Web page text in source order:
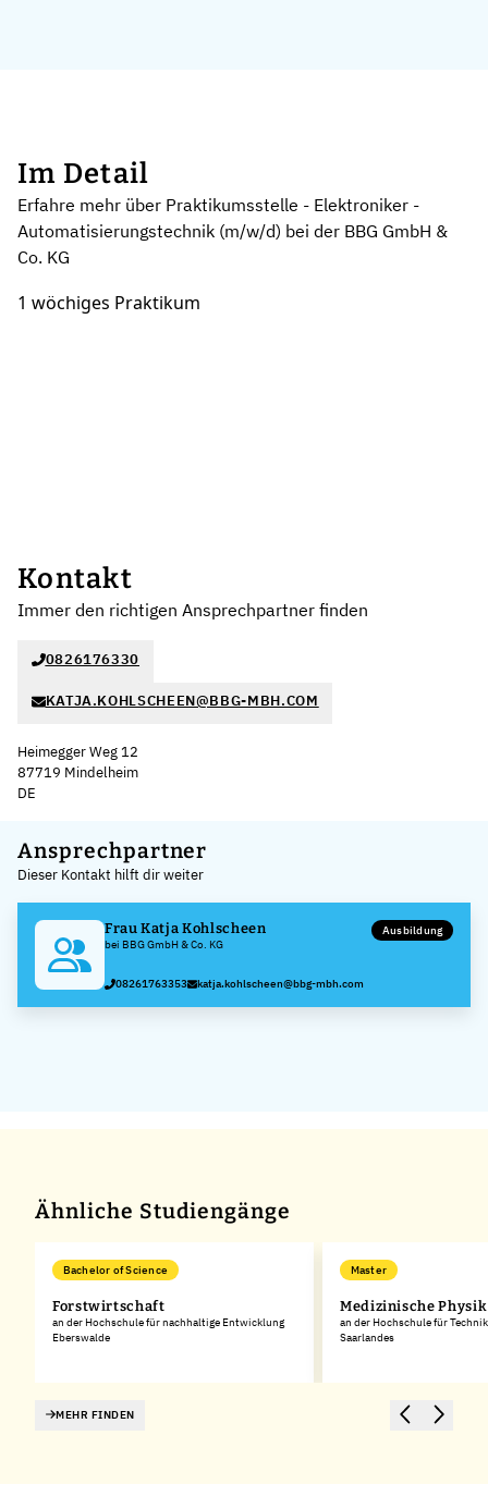
Im Detail
Erfahre mehr über Praktikumsstelle - Elektroniker -
Automatisierungstechnik (m/w/d) bei der BBG GmbH &
Co. KG
1 wöchiges Praktikum
Kontakt
Immer den richtigen Ansprechpartner finden
0826176330
KATJA.KOHLSCHEEN@BBG-MBH.COM
Heimegger Weg 12
87719 Mindelheim
DE
+
−
Ansprechpartner
Dieser Kontakt hilft dir weiter
Frau Katja Kohlscheen
bei BBG GmbH & Co. KG
Ausbildung
08261763353 katja.kohlscheen@bbg-mbh.com
Ähnliche Studiengänge
Bachelor of Science
Forstwirtschaft
an der Hochschule für nachhaltige Entwicklung
Eberswalde
Master
Medizinische Physik
an der Hochschule für
Saarlandes
MEHR FINDEN